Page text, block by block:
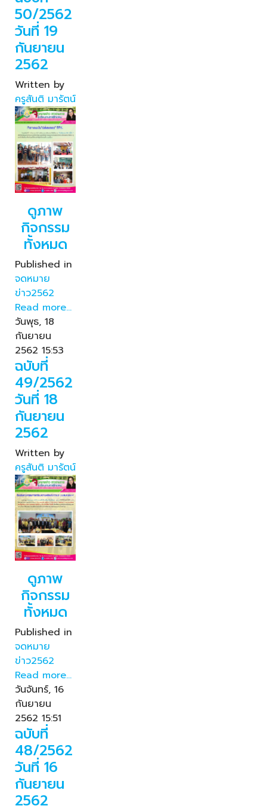
50/2562
วันที่ 19
กันยายน
2562
Written by
ครูสันติ มารัตน์
ดูภาพ
กิจกรรม
ทั้งหมด
Published in
จดหมาย
ข่าว2562
Read more...
วันพุธ, 18
กันยายน
2562 15:53
ฉบับที่
49/2562
วันที่ 18
กันยายน
2562
Written by
ครูสันติ มารัตน์
ดูภาพ
กิจกรรม
ทั้งหมด
Published in
จดหมาย
ข่าว2562
Read more...
วันจันทร์, 16
กันยายน
2562 15:51
ฉบับที่
48/2562
วันที่ 16
กันยายน
2562